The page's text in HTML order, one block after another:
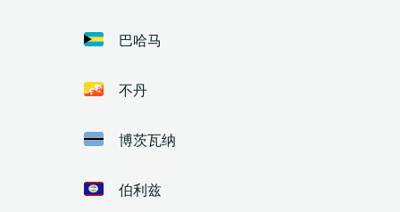
巴哈马
不丹
博茨瓦纳
伯利兹